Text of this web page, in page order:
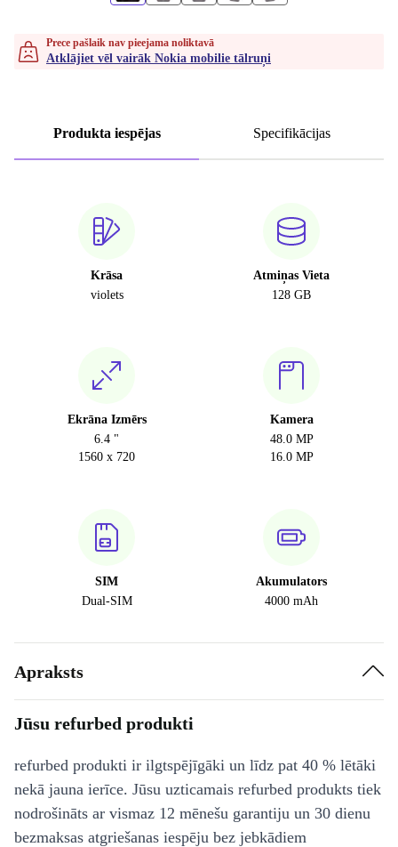
Prece pašlaik nav pieejama noliktavā
Atklājiet vēl vairāk Nokia mobilie tālruņi
Produkta iespējas Specifikācijas
Krāsa
violets
Atmiņas Vieta
128 GB
Ekrāna Izmērs
6.4 "
1560 x 720
Kamera
48.0 MP
16.0 MP
SIM
Dual-SIM
Akumulators
4000 mAh
Apraksts
Jūsu refurbed produkti
refurbed produkti ir ilgtspējīgāki un līdz pat 40 % lētāki
nekā jauna ierīce. Jūsu uzticamais refurbed produkts tiek
nodrošināts ar vismaz 12 mēnešu garantiju un 30 dienu
bezmaksas atgriešanas iespēju bez jebkādiem